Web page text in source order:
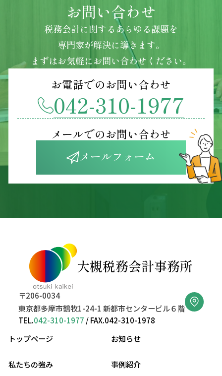
お問い合わせ
税務会計に関するあらゆる課題を
専門家が解決に導きます。
まずはお気軽にお問い合わせください。
お電話でのお問い合わせ
042-310-1977
メールでのお問い合わせ
メールフォーム
大槻税務会計事務所
〒206-0034
東京都多摩市鶴牧1-24-1 新都市センタービル６階
TEL.042-310-1977 / FAX.042-310-1978
トップページ
お知らせ
私たちの強み 事例紹介